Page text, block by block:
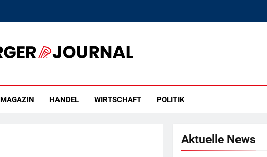
MAGAZIN HANDEL WIRTSCHAFT POLITIK
Aktuelle News